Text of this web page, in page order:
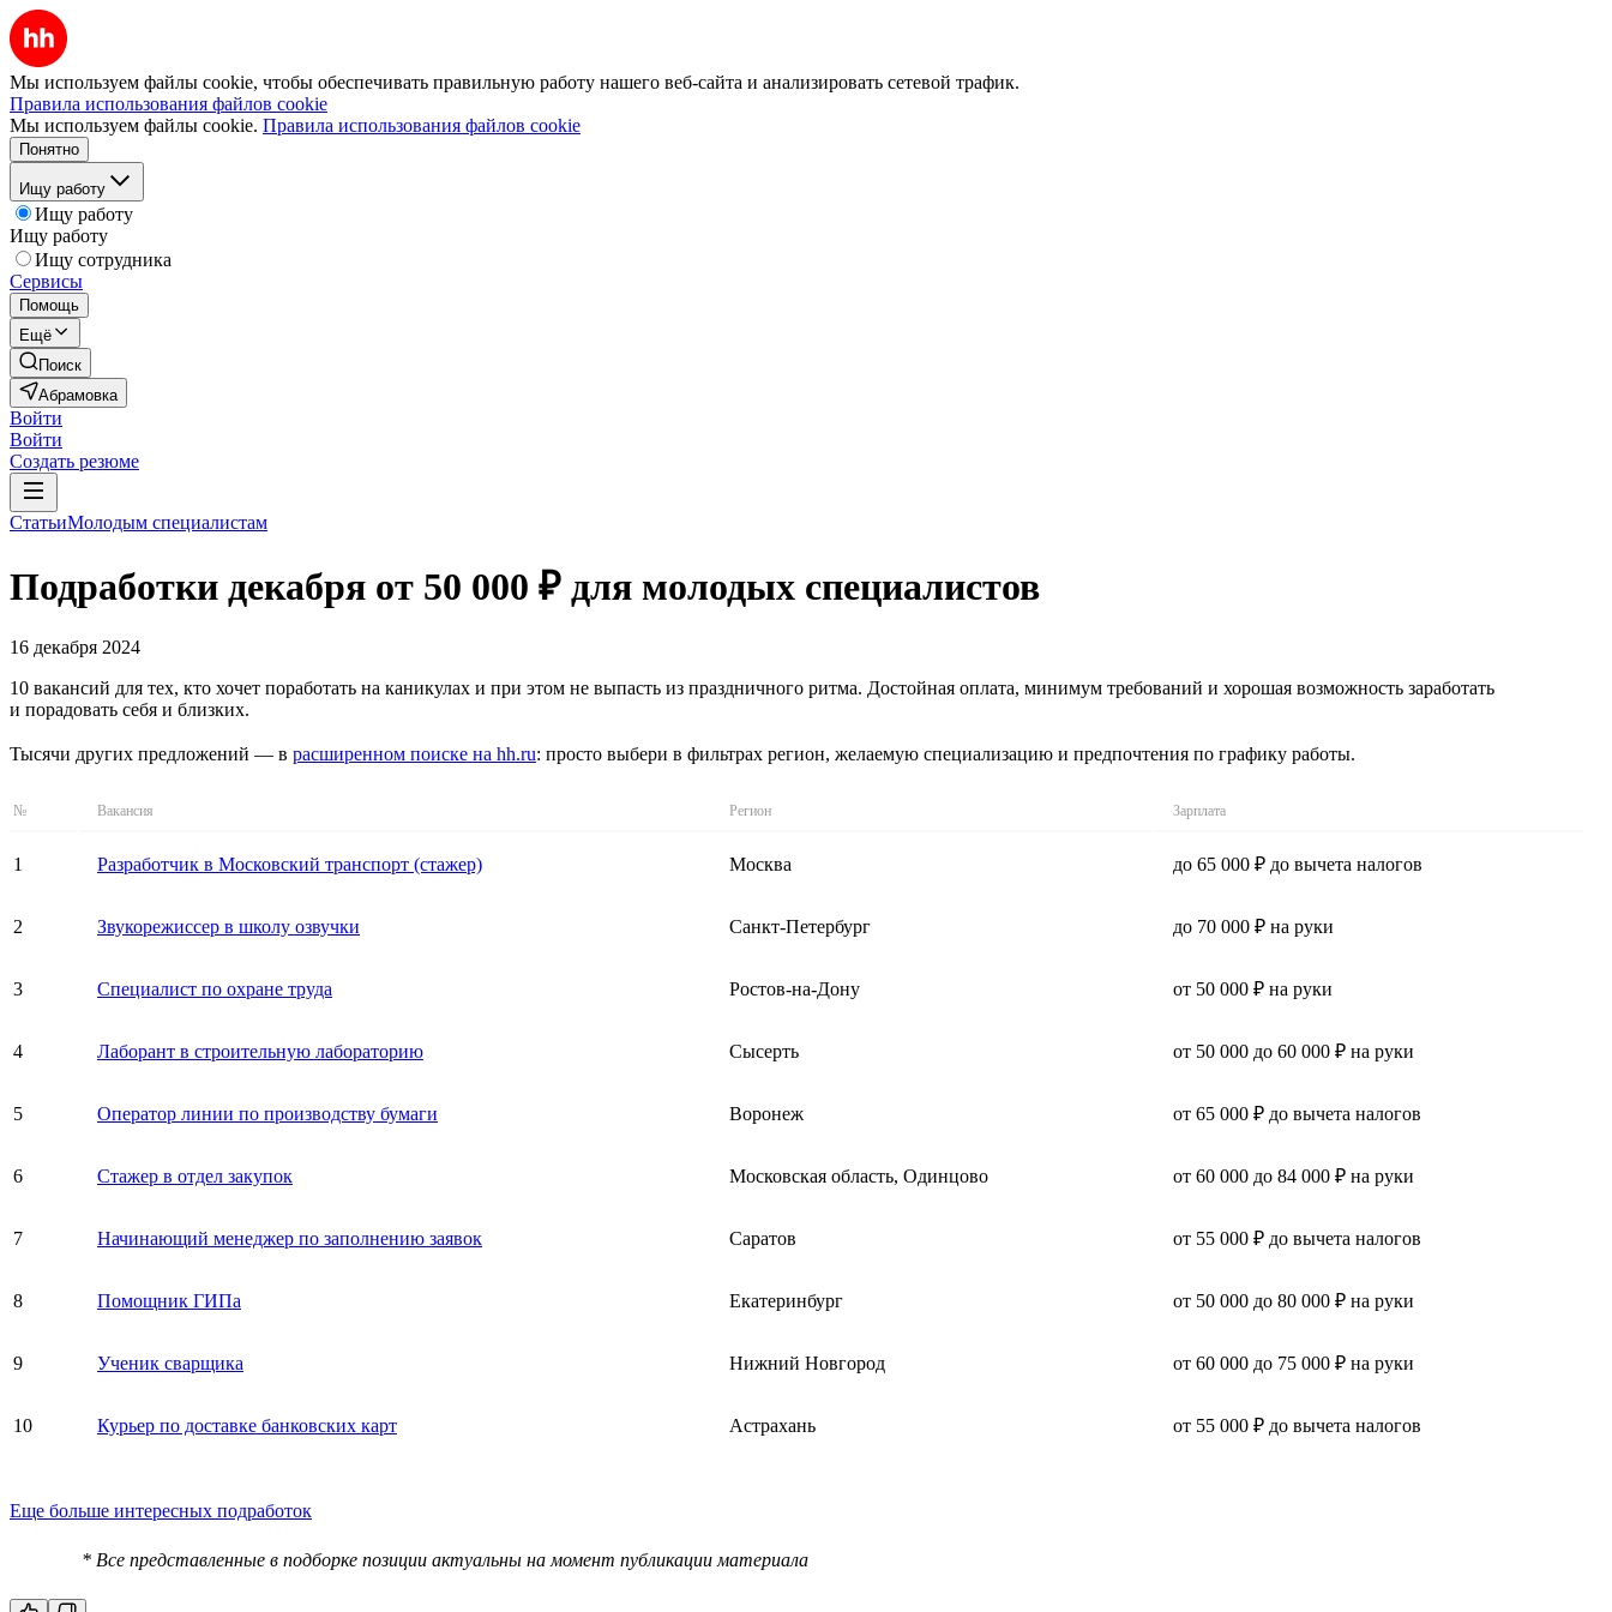
Мы используем файлы cookie, чтобы обеспечивать правильную работу нашего веб-сайта и анализировать сетевой трафик.
Правила использования файлов cookie
Мы используем файлы cookie. Правила использования файлов cookie
Понятно
Ищу работу
Ищу работу
Ищу работу
Ищу сотрудника
Сервисы
Помощь
Ещё
Поиск
Абрамовка
Войти
Войти
Создать резюме
СтатьиМолодым специалистам
Подработки декабря от 50 000 ₽ для молодых специалистов
16 декабря 2024
10 вакансий для тех, кто хочет поработать на каникулах и при этом не выпасть из праздничного ритма. Достойная оплата, минимум требований и хорошая возможность заработать
и порадовать себя и близких.
Тысячи других предложений — в расширенном поиске на hh.ru: просто выбери в фильтрах регион, желаемую специализацию и предпочтения по графику работы.
№ Вакансия Регион Зарплата
1 Разработчик в Московский транспорт (стажер) Москва до 65 000 ₽ до вычета налогов
2 Звукорежиссер в школу озвучки Санкт-Петербург до 70 000 ₽ на руки
3 Специалист по охране труда Ростов-на-Дону от 50 000 ₽ на руки
4 Лаборант в строительную лабораторию Сысерть от 50 000 до 60 000 ₽ на руки
5 Оператор линии по производству бумаги Воронеж от 65 000 ₽ до вычета налогов
6 Стажер в отдел закупок Московская область, Одинцово от 60 000 до 84 000 ₽ на руки
7 Начинающий менеджер по заполнению заявок Саратов от 55 000 ₽ до вычета налогов
8 Помощник ГИПа Екатеринбург от 50 000 до 80 000 ₽ на руки
9 Ученик сварщика Нижний Новгород от 60 000 до 75 000 ₽ на руки
10 Курьер по доставке банковских карт Астрахань от 55 000 ₽ до вычета налогов
Еще больше интересных подработок
* Все представленные в подборке позиции актуальны на момент публикации материала